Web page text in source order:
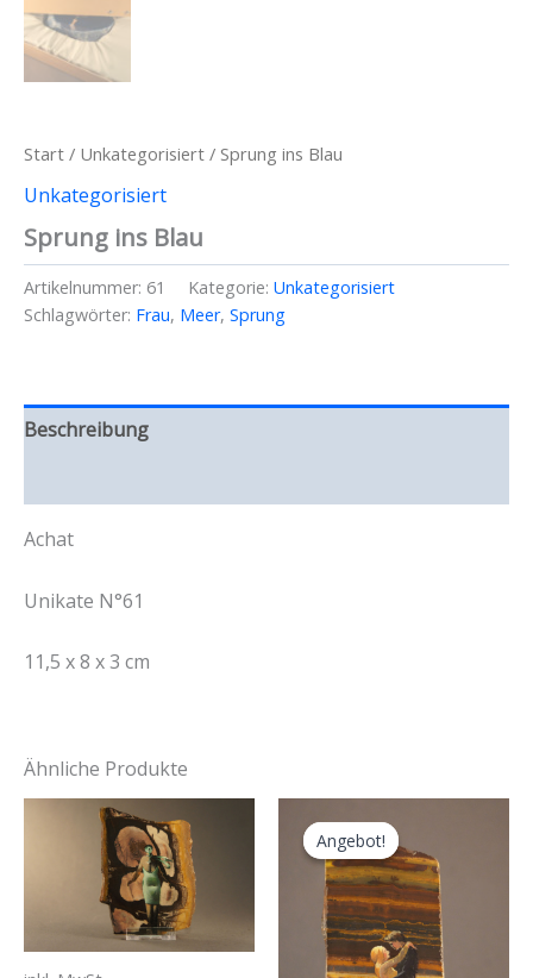
Start / Unkategorisiert / Sprung ins Blau
Unkategorisiert
Sprung ins Blau
Artikelnummer: 61 Kategorie: Unkategorisiert
Schlagwörter: Frau, Meer, Sprung
Beschreibung
Achat
Unikate N°61
11,5 x 8 x 3 cm
Ähnliche Produkte
Angebot!
Angebot!